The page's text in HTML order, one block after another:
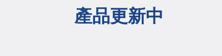
產品更新中